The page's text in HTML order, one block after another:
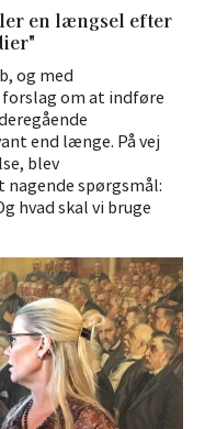
en længsel efter
og med
om at indføre
end længe. På vej
blev
spørgsmål:
hvad skal vi bruge